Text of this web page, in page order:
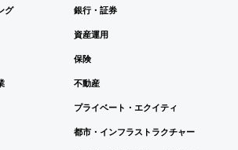
グ 銀行・証券
資産運用
保険
不動産
プライベート・エクイティ
都市・インフラストラクチャー